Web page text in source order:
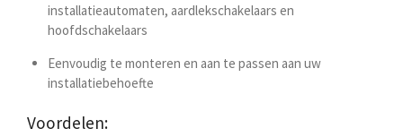
installatieautomaten, aardlekschakelaars en
hoofdschakelaars
Eenvoudig te monteren en aan te passen aan uw
installatiebehoefte
Voordelen: